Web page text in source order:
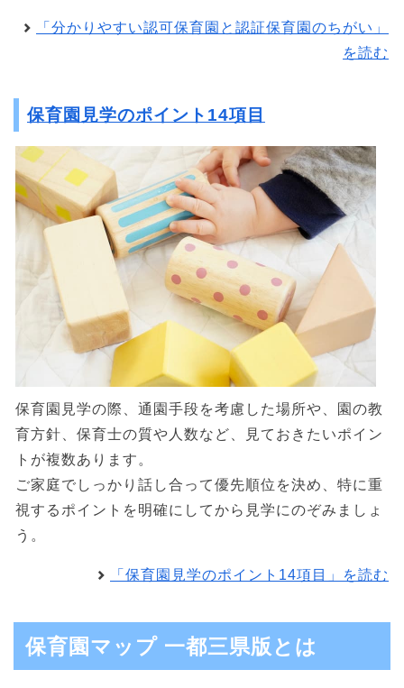
「分かりやすい認可保育園と認証保育園のちがい」
を読む
保育園見学のポイント14項目
保育園見学の際、通園手段を考慮した場所や、園の教
育方針、保育士の質や人数など、見ておきたいポイン
トが複数あります。
ご家庭でしっかり話し合って優先順位を決め、特に重
視するポイントを明確にしてから見学にのぞみましょ
う。
「保育園見学のポイント14項目」を読む
保育園マップ 一都三県版とは